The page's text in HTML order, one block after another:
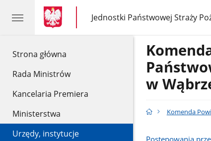
Strona główna
Rada Ministrów
Kancelaria Premiera
Ministerstwa
Urzędy, instytucje
gov.pl
gov.pl
Jednostki Państwowej Straży
gov.pl
Jednostki
Państwowej
w
Komenda
Postępowania